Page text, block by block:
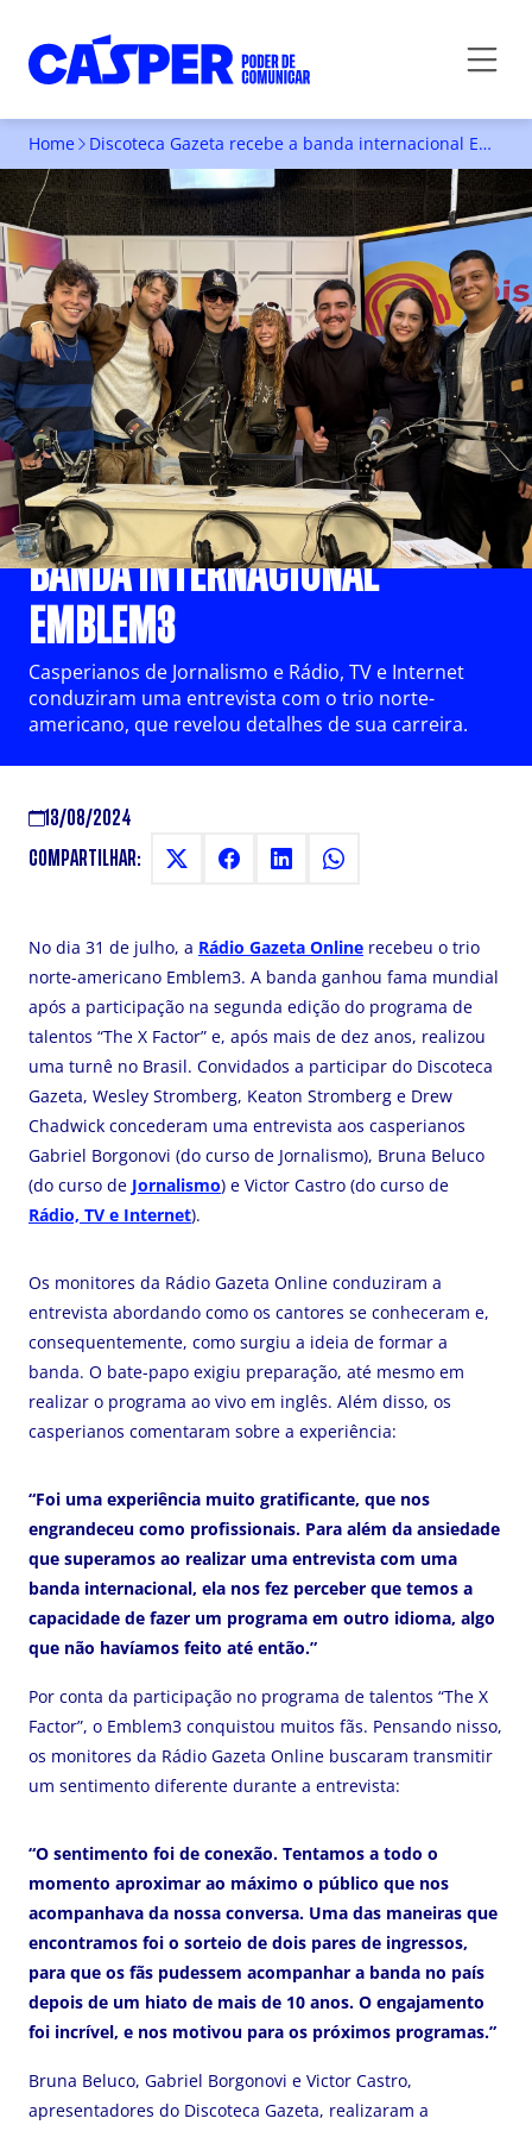
Home Discoteca Gazeta recebe a banda internacional Emblem3
DISCOTECA GAZETA RECEBE A
BANDA INTERNACIONAL
EMBLEM3
Casperianos de Jornalismo e Rádio, TV e Internet
conduziram uma entrevista com o trio norte-
americano, que revelou detalhes de sua carreira.
13/08/2024
COMPARTILHAR:
No dia 31 de julho, a Rádio Gazeta Online recebeu o trio
norte-americano Emblem3. A banda ganhou fama mundial
após a participação na segunda edição do programa de
talentos “The X Factor” e, após mais de dez anos, realizou
uma turnê no Brasil. Convidados a participar do Discoteca
Gazeta, Wesley Stromberg, Keaton Stromberg e Drew
Chadwick concederam uma entrevista aos casperianos
Gabriel Borgonovi (do curso de Jornalismo), Bruna Beluco
(do curso de Jornalismo) e Victor Castro (do curso de
Rádio, TV e Internet).
Os monitores da Rádio Gazeta Online conduziram a
entrevista abordando como os cantores se conheceram e,
consequentemente, como surgiu a ideia de formar a
banda. O bate-papo exigiu preparação, até mesmo em
realizar o programa ao vivo em inglês. Além disso, os
casperianos comentaram sobre a experiência:
“Foi uma experiência muito gratificante, que nos
engrandeceu como profissionais. Para além da ansiedade
que superamos ao realizar uma entrevista com uma
banda internacional, ela nos fez perceber que temos a
capacidade de fazer um programa em outro idioma, algo
que não havíamos feito até então.”
Por conta da participação no programa de talentos “The X
Factor”, o Emblem3 conquistou muitos fãs. Pensando nisso,
os monitores da Rádio Gazeta Online buscaram transmitir
um sentimento diferente durante a entrevista:
“O sentimento foi de conexão. Tentamos a todo o
momento aproximar ao máximo o público que nos
acompanhava da nossa conversa. Uma das maneiras que
encontramos foi o sorteio de dois pares de ingressos,
para que os fãs pudessem acompanhar a banda no país
depois de um hiato de mais de 10 anos. O engajamento
foi incrível, e nos motivou para os próximos programas.”
Bruna Beluco, Gabriel Borgonovi e Victor Castro,
apresentadores do Discoteca Gazeta, realizaram a